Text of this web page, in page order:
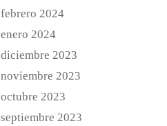
febrero 2024
enero 2024
diciembre 2023
noviembre 2023
octubre 2023
septiembre 2023